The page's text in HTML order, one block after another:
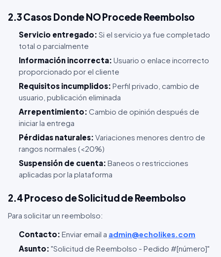
2.3 Casos Donde NO Procede Reembolso
Servicio entregado: Si el servicio ya fue completado
total o parcialmente
Información incorrecta: Usuario o enlace incorrecto
proporcionado por el cliente
Requisitos incumplidos: Perfil privado, cambio de
usuario, publicación eliminada
Arrepentimiento: Cambio de opinión después de
iniciar la entrega
Pérdidas naturales: Variaciones menores dentro de
rangos normales (<20%)
Suspensión de cuenta: Baneos o restricciones
aplicadas por la plataforma
2.4 Proceso de Solicitud de Reembolso
Para solicitar un reembolso:
Contacto: Enviar email a admin@echolikes.com
Asunto: "Solicitud de Reembolso - Pedido #[número]"